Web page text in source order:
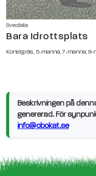
Svedala
Bara Idrottsplats
Konstgräs, 5-manna, 7-manna, 9-
Beskrivningen på
genererad. För
info@obokat.se